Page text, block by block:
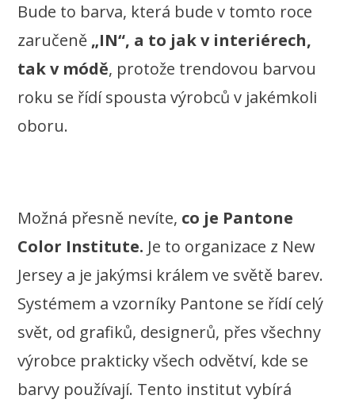
Bude to barva, která bude v tomto roce
zaručeně „IN“, a to jak v interiérech,
tak v módě, protože trendovou barvou
roku se řídí spousta výrobců v jakémkoli
oboru.
Možná přesně nevíte, co je Pantone
Color Institute. Je to organizace z New
Jersey a je jakýmsi králem ve světě barev.
Systémem a vzorníky Pantone se řídí celý
svět, od grafiků, designerů, přes všechny
výrobce prakticky všech odvětví, kde se
barvy používají. Tento institut vybírá